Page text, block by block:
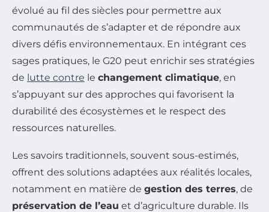
évolué au fil des siècles pour permettre aux
communautés de s’adapter et de répondre aux
divers défis environnementaux. En intégrant ces
sages pratiques, le G20 peut enrichir ses stratégies
de lutte contre le changement climatique, en
s’appuyant sur des approches qui favorisent la
durabilité des écosystèmes et le respect des
ressources naturelles.
Les savoirs traditionnels, souvent sous-estimés,
offrent des solutions adaptées aux réalités locales,
notamment en matière de gestion des terres, de
préservation de l’eau et d’agriculture durable. Ils